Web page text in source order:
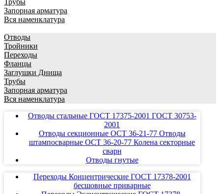
Трубы
Запорная арматура
Вся наменклатура
Отводы
Тройники
Переходы
Фланцы
Заглушки Днища
Трубы
Запорная арматура
Вся наменклатура
Отводы стальные ГОСТ 17375-2001 ГОСТ 30753-
2001
Отводы секционные ОСТ 36-21-77 Отводы
штампосварные ОСТ 36-20-77 Колена секторные
сварн
Отводы гнутые
Переходы Концентрические ГОСТ 17378-2001
бесшовные приварные